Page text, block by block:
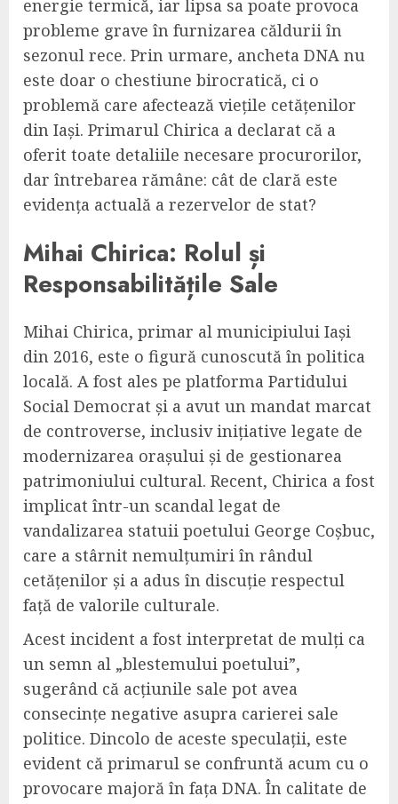
energie termică, iar lipsa sa poate provoca
probleme grave în furnizarea căldurii în
sezonul rece. Prin urmare, ancheta DNA nu
este doar o chestiune birocratică, ci o
problemă care afectează viețile cetățenilor
din Iași. Primarul Chirica a declarat că a
oferit toate detaliile necesare procurorilor,
dar întrebarea rămâne: cât de clară este
evidența actuală a rezervelor de stat?
Mihai Chirica: Rolul și
Responsabilitățile Sale
Mihai Chirica, primar al municipiului Iași
din 2016, este o figură cunoscută în politica
locală. A fost ales pe platforma Partidului
Social Democrat și a avut un mandat marcat
de controverse, inclusiv inițiative legate de
modernizarea orașului și de gestionarea
patrimoniului cultural. Recent, Chirica a fost
implicat într-un scandal legat de
vandalizarea statuii poetului George Coșbuc,
care a stârnit nemulțumiri în rândul
cetățenilor și a adus în discuție respectul
față de valorile culturale.
Acest incident a fost interpretat de mulți ca
un semn al „blestemului poetului”,
sugerând că acțiunile sale pot avea
consecințe negative asupra carierei sale
politice. Dincolo de aceste speculații, este
evident că primarul se confruntă acum cu o
provocare majoră în fața DNA. În calitate de